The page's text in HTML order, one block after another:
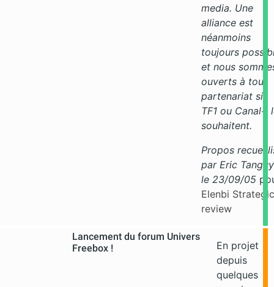
media. Une
alliance est
néanmoins
toujours
et nous
ouverts à tout
partenariat si
TF1 ou Canal+
souhaitent.
Propos
par Eric Tanguy
le 23/09/05
Elenbi Strategic
review
Lancement du forum Univers
Freebox !
En projet
depuis
quelques